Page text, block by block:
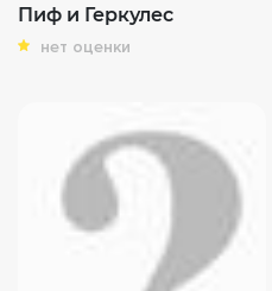
Пиф и Геркулес
нет оценки